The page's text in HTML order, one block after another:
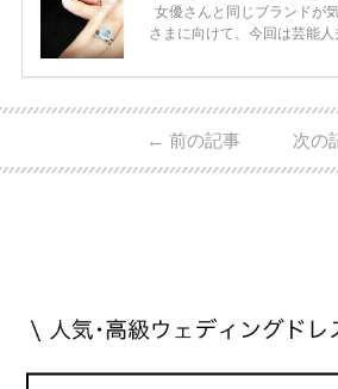
女優さんと同じブランドが
さまに向けて、今回は芸能
ーウィンストンやカルティ
日本で人気のブランドまで
・愛用している芸能人夫婦
← 前の記事 次の